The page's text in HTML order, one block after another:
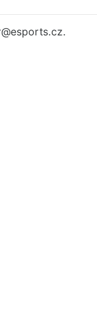
@esports.cz.